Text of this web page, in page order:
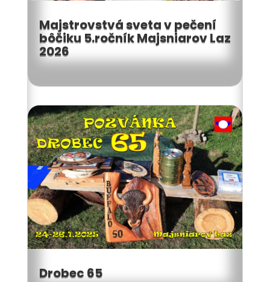
Majstrovstvá sveta v pečení
bôčiku 5.ročník Majsniarov Laz
2026
Drobec 65